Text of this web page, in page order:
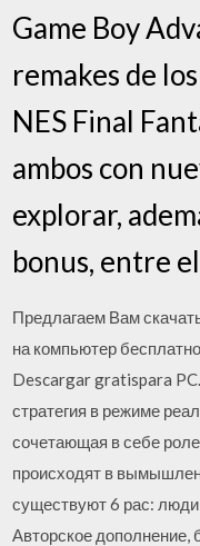
Game Boy
remakes de
NES Final
ambos con
explorar,
bonus, entre
Предлагаем Вам
на компьютер
Descargar gratispara
стратегия в режиме
сочетающая в себе
происходят в
существуют 6 рас:
Авторское дополнение,